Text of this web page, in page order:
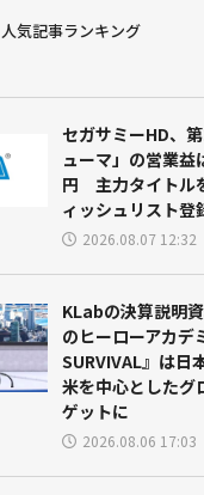
人気記事ランキング
セガサミーHD、
ューマ」の営業益
円 主力タイトル
ィッシュリスト登
2026.08.07 12:32
KLabの決算説明
のヒーローアカデ
SURVIVAL』は日
米を中心としたグ
ゲットに
2026.08.06 17:03